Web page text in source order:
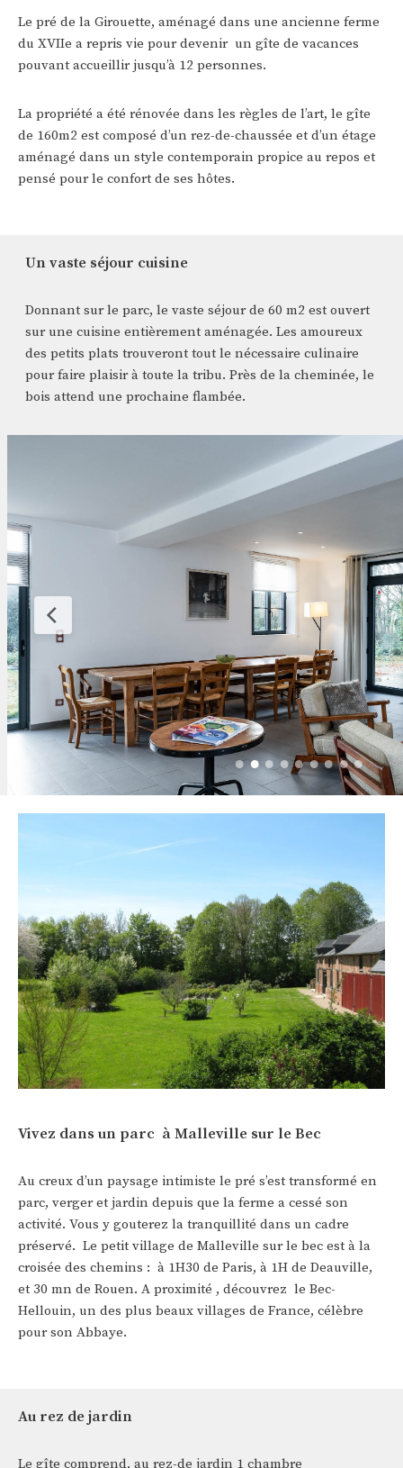
Le pré de la Girouette, aménagé dans une ancienne ferme
du XVIIe a repris vie pour devenir un gîte de vacances
pouvant accueillir jusqu’à 12 personnes.
La propriété a été rénovée dans les règles de l’art, le gîte
de 160m2 est composé d’un rez-de-chaussée et d’un étage
aménagé dans un style contemporain propice au repos et
pensé pour le confort de ses hôtes.
Un vaste séjour cuisine
Donnant sur le parc, le vaste séjour de 60 m2 est ouvert
sur une cuisine entièrement aménagée. Les amoureux
des petits plats trouveront tout le nécessaire culinaire
pour faire plaisir à toute la tribu. Près de la cheminée, le
bois attend une prochaine flambée.
Vivez dans un parc à Malleville sur le Bec
Au creux d’un paysage intimiste le pré s’est transformé en
parc, verger et jardin depuis que la ferme a cessé son
activité. Vous y gouterez la tranquillité dans un cadre
préservé. Le petit village de Malleville sur le bec est à la
croisée des chemins : à 1H30 de Paris, à 1H de Deauville,
et 30 mn de Rouen. A proximité , découvrez le Bec-
Hellouin, un des plus beaux villages de France, célèbre
pour son Abbaye.
Au rez de jardin
Le gîte comprend, au rez-de jardin 1 chambre